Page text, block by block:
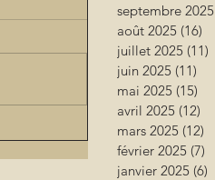
septembre 2025
août 2025 (16)
juillet 2025 (11)
juin 2025 (11)
mai 2025 (15)
avril 2025 (12)
mars 2025 (12)
février 2025 (7)
janvier 2025 (6)